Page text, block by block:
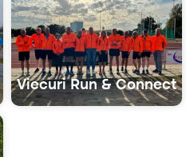
Viecuri Run & Connect